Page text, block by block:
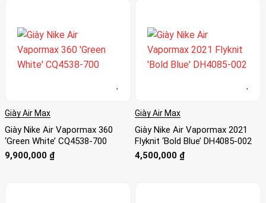
Giày Air Max
Giày Nike Air Vapormax 360
‘Green White’ CQ4538-700
9,900,000 ₫
Giày Air Max
Giày Nike Air Vapormax 2021
Flyknit ‘Bold Blue’ DH4085-002
4,500,000 ₫